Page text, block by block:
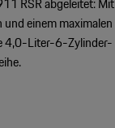
einem maximalen
4,0-Liter-6-Zylinder-